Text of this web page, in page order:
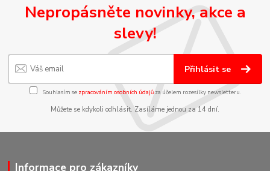
Nepropásněte novinky, akce a
slevy!
Přihlásit se
Souhlasím se zpracováním osobních údajůza účelem rozesílky newsletteru.
Můžete se kdykoli odhlásit. Zasíláme jednou za 14 dní.
Informace pro zákazníky